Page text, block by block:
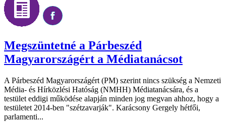
Megszüntetné a Párbeszéd
Magyarországért a Médiatanácsot
A Párbeszéd Magyarországért (PM) szerint nincs szükség a Nemzeti
Média- és Hírközlési Hatóság (NMHH) Médiatanácsára, és a
testület eddigi működése alapján minden jog megvan ahhoz, hogy a
testületet 2014-ben "szétzavarják". Karácsony Gergely hétfői,
parlamenti...